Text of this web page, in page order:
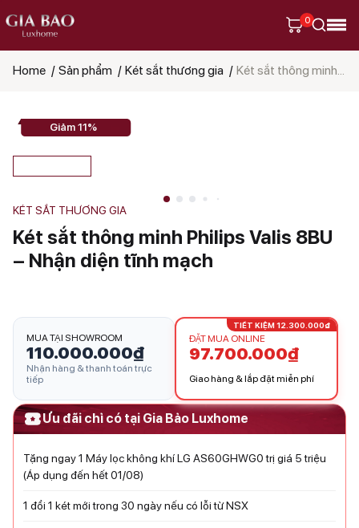
0
phẩm
Home Sản phẩm Két sắt thương gia Két sắt thông minh Philips Valis 8BU – Nhận diện tĩnh mạch
Giảm 11%
KÉT SẮT THƯƠNG GIA
Két sắt thông minh Philips Valis 8BU
– Nhận diện tĩnh mạch
MUA TẠI SHOWROOM
110.000.000₫
Nhận hàng & thanh toán trực
tiếp
TIẾT KIỆM 12.300.000₫
ĐẶT MUA ONLINE
97.700.000₫
Giao hàng & lắp đặt miễn phí
Ưu đãi chỉ có tại Gia Bảo Luxhome
Tặng ngay 1 Máy lọc không khí LG AS60GHWG0 trị giá 5 triệu
(Áp dụng đến hết 01/08)
1 đổi 1 két mới trong 30 ngày nếu có lỗi từ NSX